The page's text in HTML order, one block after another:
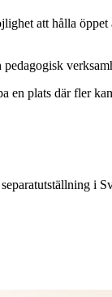
att hålla
plats där fler
i